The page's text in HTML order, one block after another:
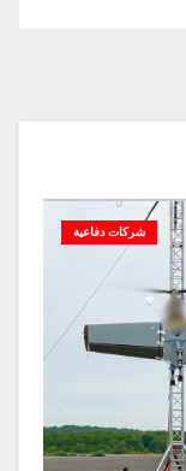
شركات دفاعية